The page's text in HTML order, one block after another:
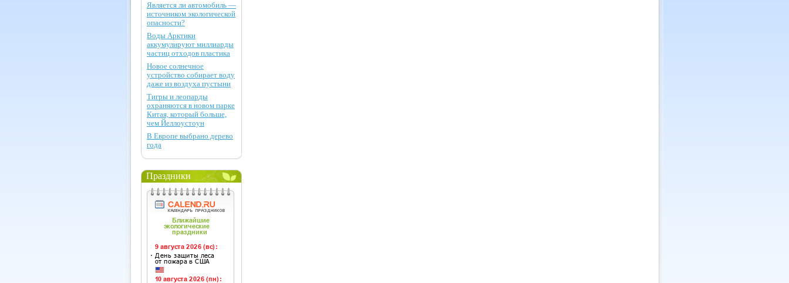
Является ли автомобиль —
источником экологической
опасности?
Воды Арктики
аккумулируют миллиарды
частиц отходов пластика
Новое солнечное
устройство собирает воду
даже из воздуха пустыни
Тигры и леопарды
охраняются в новом парке
Китая, который больше,
чем Йеллоустоун
В Европе выбрано дерево
года
Праздники